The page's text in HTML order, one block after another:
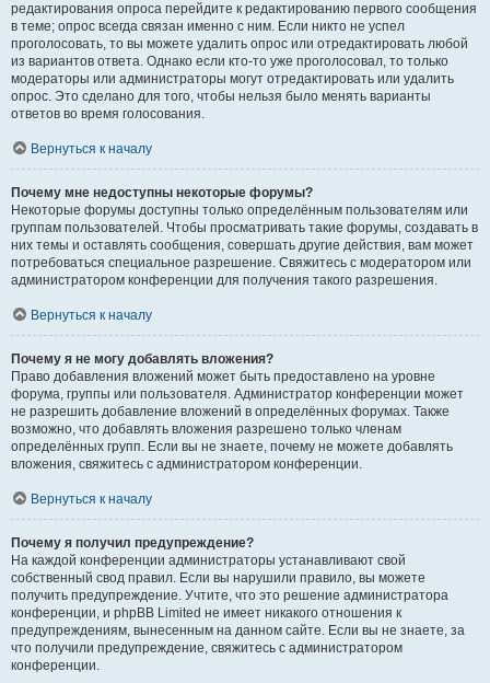
редактирования опроса перейдите к редактированию первого сообщения
в теме; опрос всегда связан именно с ним. Если никто не успел
проголосовать, то вы можете удалить опрос или отредактировать любой
из вариантов ответа. Однако если кто-то уже проголосовал, то только
модераторы или администраторы могут отредактировать или удалить
опрос. Это сделано для того, чтобы нельзя было менять варианты
ответов во время голосования.
Вернуться к началу
Почему мне недоступны некоторые форумы?
Некоторые форумы доступны только определённым пользователям или
группам пользователей. Чтобы просматривать такие форумы, создавать в
них темы и оставлять сообщения, совершать другие действия, вам может
потребоваться специальное разрешение. Свяжитесь с модератором или
администратором конференции для получения такого разрешения.
Вернуться к началу
Почему я не могу добавлять вложения?
Право добавления вложений может быть предоставлено на уровне
форума, группы или пользователя. Администратор конференции может
не разрешить добавление вложений в определённых форумах. Также
возможно, что добавлять вложения разрешено только членам
определённых групп. Если вы не знаете, почему не можете добавлять
вложения, свяжитесь с администратором конференции.
Вернуться к началу
Почему я получил предупреждение?
На каждой конференции администраторы устанавливают свой
собственный свод правил. Если вы нарушили правило, вы можете
получить предупреждение. Учтите, что это решение администратора
конференции, и phpBB Limited не имеет никакого отношения к
предупреждениям, вынесенным на данном сайте. Если вы не знаете, за
что получили предупреждение, свяжитесь с администратором
конференции.